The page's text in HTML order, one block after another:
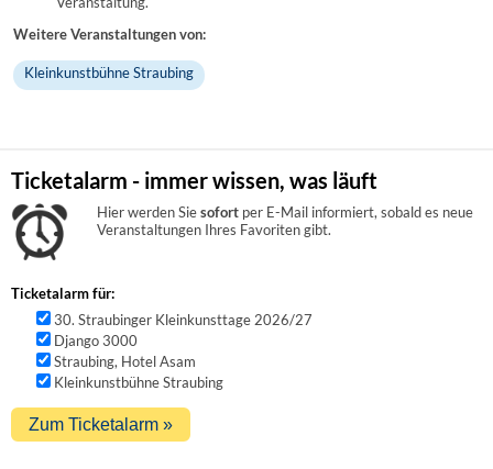
Weitere Veranstaltungen von:
Kleinkunstbühne Straubing
Ticketalarm - immer wissen, was läuft
Hier werden Siesofort per E-Mail informiert, sobald es neue
Veranstaltungen Ihres Favoriten gibt.
Ticketalarm für:
30. Straubinger Kleinkunsttage 2026/27
Django 3000
Straubing, Hotel Asam
Kleinkunstbühne Straubing